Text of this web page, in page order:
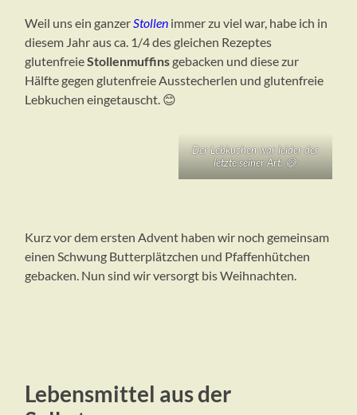
Weil uns ein ganzer Stollen immer zu viel war, habe ich in
diesem Jahr aus ca. 1/4 des gleichen Rezeptes
glutenfreieStollenmuffins gebacken und diese zur
Hälfte gegen glutenfreie Ausstecherlen und glutenfreie
Lebkuchen eingetauscht. 😊
Der Lebkuchen war leider der
letzte seiner Art. 😅
Kurz vor dem ersten Advent haben wir noch gemeinsam
einen Schwung Butterplätzchen und Pfaffenhütchen
gebacken. Nun sind wir versorgt bis Weihnachten.
Lebensmittel aus der